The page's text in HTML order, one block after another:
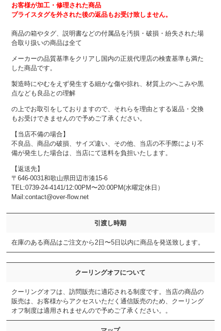
お客様が加工・修理された商品
プライスタグを外された後の返品もお受け致しません。
商品の箱やタグ、説明書などの付属品を汚損・破損・紛失された場
合取り扱いの商品は全て
メーカーの品質基準をクリアし国内の正規代理店の検査基準も満た
した商品です。
製造時にやむをえず発生する細かな傷や掠れ、材質上のへこみや黒
点なども良品との理解
の上でお取引をしておりますので、それらを理由とする返品・交換
もお受けできませんので予めご了承ください。
【当店不備の場合】
不良品、商品の破損、サイズ違い、その他、当店の不手際により不
備が発生した場合は、当店にて送料を負担いたします。
【返送先】
〒646-0031和歌山県田辺市湊15-6
TEL:0739-24-4141/12:00PM〜20:00PM(水曜定休日）
Mail:contact@over-flow.net
引渡し時期
在庫のある商品はご注文から2日〜5日以内に商品を発送致します。
クーリングオフについて
クーリングオフは、訪問販売に適応される制度です。当店の商品の
販売は、お客様からアクセスいただく通信販売のため、クーリング
オフ制度は適用されませんので予めご了承ください。。